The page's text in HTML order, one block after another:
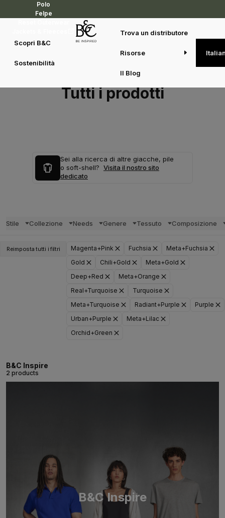
Polo
Felpe
Scopri B&C
Sostenibilità
Trova un distributore
Risorse
Il Blog
Tutti i prodotti
Sei alla ricerca di altre giacche, pile
o soft-shell? Visita il nostro sito
dedicato
Stile Collezione Needs Genere Tessuto Composizione
Reimposta tutti i filtri Magenta+Pink Fuchsia
Meta+Fuchsia
Gold
Chili+Gold
Meta+Gold
Deep+Red
Meta+Orange
Real+Turquoise
Turquoise
Meta+Turquoise
Radiant+Purple
Purple
Urban+Purple
Meta+Lilac
Orchid+Green
B&C Inspire
2 products
B&C Inspire